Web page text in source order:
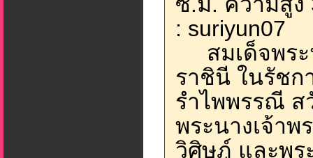
: suriyun07
สมเด็จพระ
ราชินี ในรัชก
รำไพพรรณี ส
พระนางเจ้า
วิศิษฎ์ และพร